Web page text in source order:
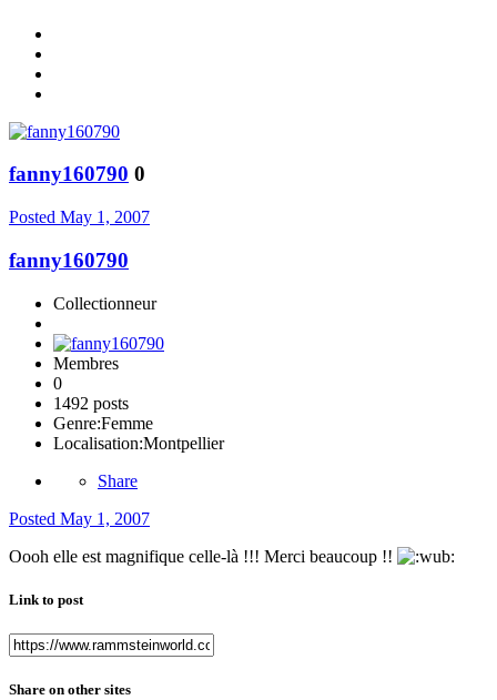
fanny160790 0
Posted May 1, 2007
fanny160790
Collectionneur
Membres
0
1492 posts
Genre:Femme
Localisation:Montpellier
Share
Posted May 1, 2007
Oooh elle est magnifique celle-là !!! Merci beaucoup !!
Link to post
Share on other sites